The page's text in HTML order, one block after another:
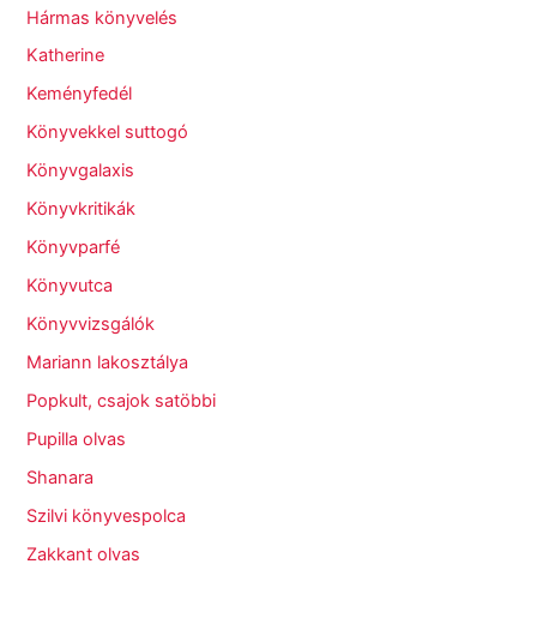
Hármas könyvelés
Katherine
Keményfedél
Könyvekkel suttogó
Könyvgalaxis
Könyvkritikák
Könyvparfé
Könyvutca
Könyvvizsgálók
Mariann lakosztálya
Popkult, csajok satöbbi
Pupilla olvas
Shanara
Szilvi könyvespolca
Zakkant olvas